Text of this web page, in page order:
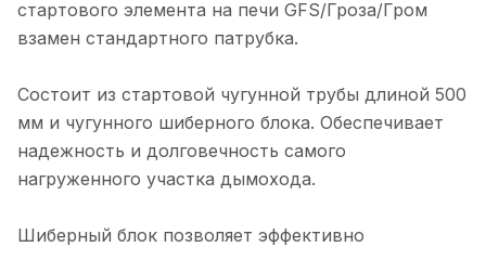
стартового элемента на печи GFS/Гроза/Гром
взамен стандартного патрубка.
Состоит из стартовой чугунной трубы длиной 500
мм и чугунного шиберного блока. Обеспечивает
надежность и долговечность самого
нагруженного участка дымохода.
Шиберный блок позволяет эффективно